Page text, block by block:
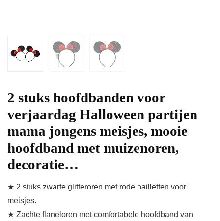
2 stuks hoofdbanden voor
verjaardag Halloween partijen
mama jongens meisjes, mooie
hoofdband met muizenoren,
decoratie…
★ 2 stuks zwarte glitteroren met rode pailletten voor
meisjes.
★ Zachte flaneloren met comfortabele hoofdband van